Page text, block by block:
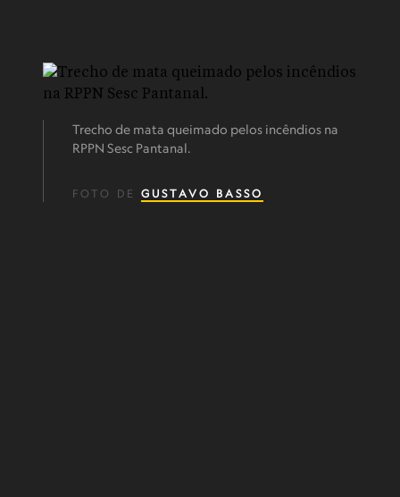
Trecho de mata queimado pelos incêndios na
RPPN Sesc Pantanal.
FOTO DE GUSTAVO BASSO